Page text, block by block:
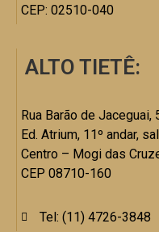
CEP: 02510-040
ALTO TIETÊ:
Rua Barão de Jaceguai,
Ed. Atrium, 11º andar,
Centro – Mogi das
CEP 08710-160
Tel: (11) 4726-3848